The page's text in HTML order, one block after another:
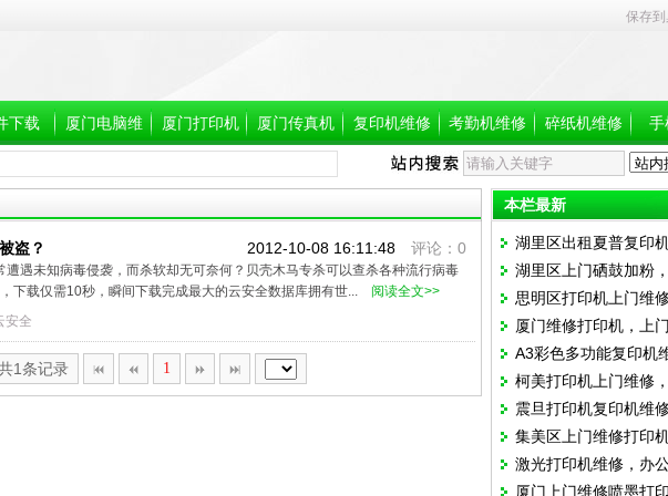
保存到
下载 厦门电脑维 厦门打印机 厦门传真机 复印机维修 考勤机维修 碎纸机维修 手
2012-10-08 16:11:48评论：0
盗？
遇未知病毒侵袭，而杀软却无可奈何？贝壳木马专杀可以查杀各种流行病毒
下载仅需10秒，瞬间下载完成最大的云安全数据库拥有世...
阅读全文>>
安全
1条记录 1
本栏最新
湖里区出租夏普复印
印机复印机出租，大
湖里区上门硒鼓加粉
鼓更换多少钱
思明区打印机上门维
纸，效果差，报错，
厦门维修打印机，上
印机，加粉加墨，打
A3彩色多功能复印机
设备维修
柯美打印机上门维修
测，办公设备维修
震旦打印机复印机维
维修办公打印机
集美区上门维修打印
复印机维修
激光打印机维修，办
厦门上门维修喷墨打